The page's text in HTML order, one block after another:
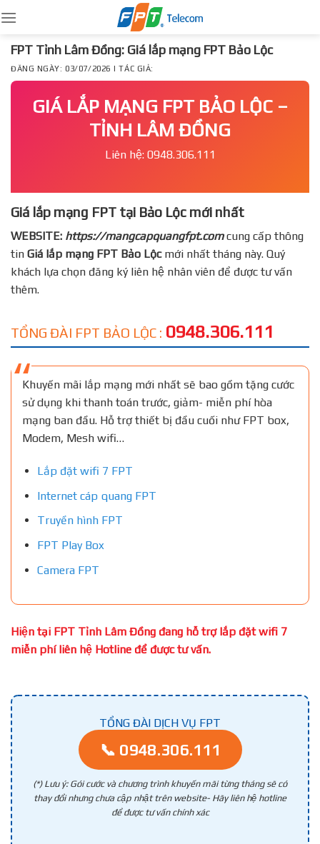
to
content
FPT Tỉnh Lâm Đồng: Giá lắp mạng FPT Bảo Lộc
ĐĂNG NGÀY: 03/07/2026 | TÁC GIẢ:
GIÁ LẮP MẠNG FPT BẢO LỘC –
TỈNH LÂM ĐỒNG
Liên hệ: 0948.306.111
Giá lắp mạng FPT tại Bảo Lộc mới nhất
WEBSITE: https://mangcapquangfpt.comcung cấp thông
tin Giá lắp mạng FPT Bảo Lộcmới nhất tháng này. Quý
khách lựa chọn đăng ký liên hệ nhân viên để được tư vấn
thêm.
TỔNG ĐÀI FPT BẢO LỘC : 0948.306.111
Khuyến mãi lắp mạng mới nhất sẽ bao gồm tặng cước
sử dụng khi thanh toán trước, giảm- miễn phí hòa
mạng ban đầu. Hỗ trợ thiết bị đầu cuối như FPT box,
Modem, Mesh wifi…
Lắp đặt wifi 7 FPT
Internet cáp quang FPT
Truyền hình FPT
FPT Play Box
Camera FPT
Hiện tại FPT Tỉnh Lâm Đồng đang hỗ trợ lắp đặt wifi 7
miễn phí liên hệ Hotline để được tư vấn.
TỔNG ĐÀI DỊCH VỤ FPT
📞 0948.306.111
(*) Lưu ý: Gói cước và chương trình khuyến mãi từng tháng sẽ có
thay đổi nhưng chưa cập nhật trên website- Hãy liên hệ hotline
để được tư vấn chính xác